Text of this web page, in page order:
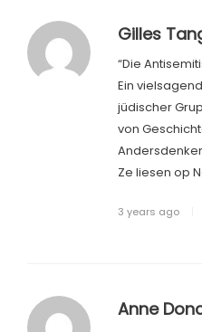
Gilles
“Die
Ein
jüdischer
von
Ze liesen op
3 years ago
Anne